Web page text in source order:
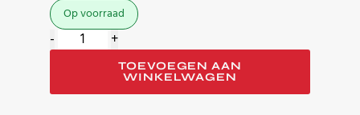
Op voorraad
Furutech
Jumper-
(banana-
- +
TOEVOEGEN AAN
WINKELWAGEN